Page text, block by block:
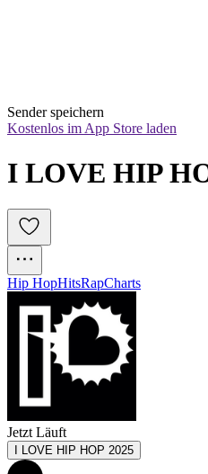
Sender speichern
Kostenlos im App Store laden
I LOVE HIP
Hip HopHitsRapCharts
Jetzt Läuft
I LOVE HIP HOP 2025